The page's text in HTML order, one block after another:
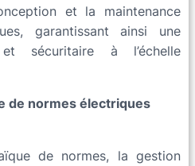
et la maintenance
garantissant ainsi une
sécuritaire à l’échelle
de normes électriques
de normes, la gestion